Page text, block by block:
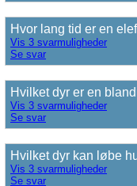
Hvor lang tid er en
Vis 3 svarmuligheder
Se svar
Hvilket dyr er en
Vis 3 svarmuligheder
Se svar
Hvilket dyr kan løbe
Vis 3 svarmuligheder
Se svar